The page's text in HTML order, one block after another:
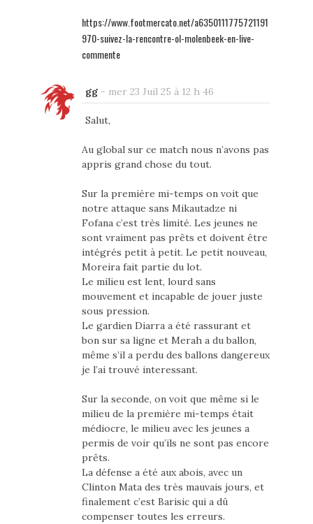
https://www.footmercato.net/a6350111775721191
970-suivez-la-rencontre-ol-molenbeek-en-live-
commente
gg- mer 23 Juil 25 à 12 h 46
Salut,
Au global sur ce match nous n’avons pas
appris grand chose du tout.
Sur la première mi-temps on voit que
notre attaque sans Mikautadze ni
Fofana c’est très limité. Les jeunes ne
sont vraiment pas prêts et doivent être
intégrés petit à petit. Le petit nouveau,
Moreira fait partie du lot.
Le milieu est lent, lourd sans
mouvement et incapable de jouer juste
sous pression.
Le gardien Diarra a été rassurant et
bon sur sa ligne et Merah a du ballon,
même s’il a perdu des ballons dangereux
je l’ai trouvé interessant.
Sur la seconde, on voit que même si le
milieu de la première mi-temps était
médiocre, le milieu avec les jeunes a
permis de voir qu’ils ne sont pas encore
prêts.
La défense a été aux abois, avec un
Clinton Mata des très mauvais jours, et
finalement c’est Barisic qui a dû
compenser toutes les erreurs.